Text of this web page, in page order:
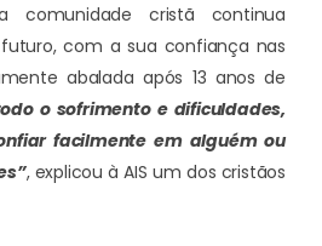
cristã continua
com a sua confiança nas
abalada após 13 anos de
o sofrimento e dificuldades,
facilmente em alguém ou
, explicou à AIS um dos cristãos